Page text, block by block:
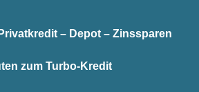
– Depot – Zinssparen
zum Turbo-Kredit